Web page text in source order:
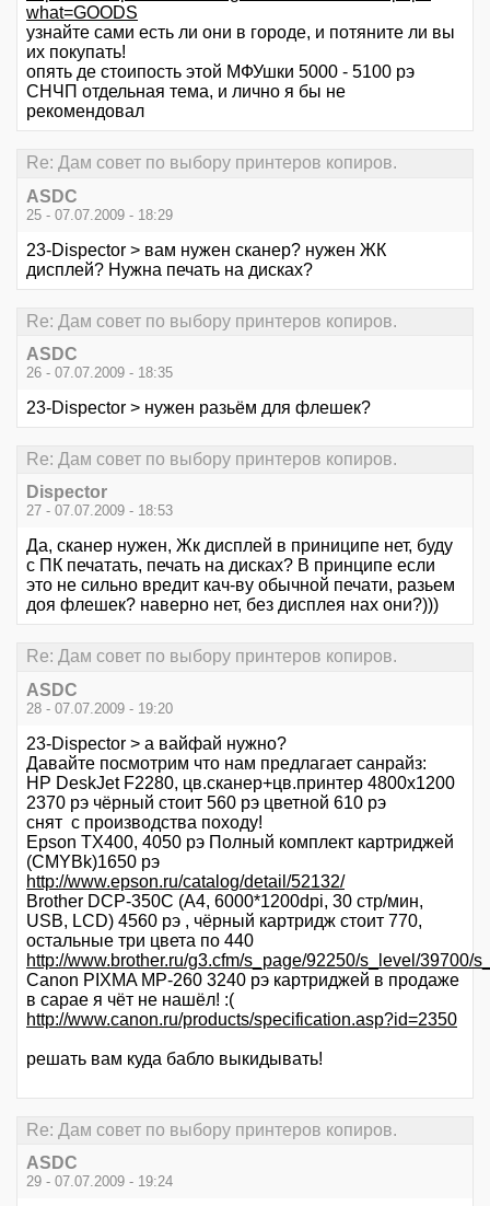
what=GOODS
узнайте сами есть ли они в городе, и потяните ли вы
их покупать!
опять де стоипость этой МФУшки 5000 - 5100 рэ
СНЧП отдельная тема, и лично я бы не
рекомендовал
Re: Дам совет по выбору принтеров копиров.
ASDC
25 - 07.07.2009 - 18:29
23-Dispector > вам нужен сканер? нужен ЖК
дисплей? Нужна печать на дисках?
Re: Дам совет по выбору принтеров копиров.
ASDC
26 - 07.07.2009 - 18:35
23-Dispector > нужен разьём для флешек?
Re: Дам совет по выбору принтеров копиров.
Dispector
27 - 07.07.2009 - 18:53
Да, сканер нужен, Жк дисплей в приниципе нет, буду
с ПК печатать, печать на дисках? В принципе если
это не сильно вредит кач-ву обычной печати, разьем
доя флешек? наверно нет, без дисплея нах они?)))
Re: Дам совет по выбору принтеров копиров.
ASDC
28 - 07.07.2009 - 19:20
23-Dispector > а вайфай нужно?
Давайте посмотрим что нам предлагает санрайз:
HP DeskJet F2280, цв.сканер+цв.принтер 4800x1200
2370 рэ чёрный стоит 560 рэ цветной 610 рэ
снят с производства походу!
Epson TX400, 4050 рэ Полный комплект картриджей
(CMYBk)1650 рэ
http://www.epson.ru/catalog/detail/52132/
Brother DCP-350C (A4, 6000*1200dpi, 30 стр/мин,
USB, LCD) 4560 рэ , чёрный картридж стоит 770,
остальные три цвета по 440
http://www.brother.ru/g3.cfm/s_page/92250/s_level/39700/
Canon PIXMA MP-260 3240 рэ картриджей в продаже
в сарае я чёт не нашёл! :(
http://www.canon.ru/products/specification.asp?id=2350
решать вам куда бабло выкидывать!
Re: Дам совет по выбору принтеров копиров.
ASDC
29 - 07.07.2009 - 19:24